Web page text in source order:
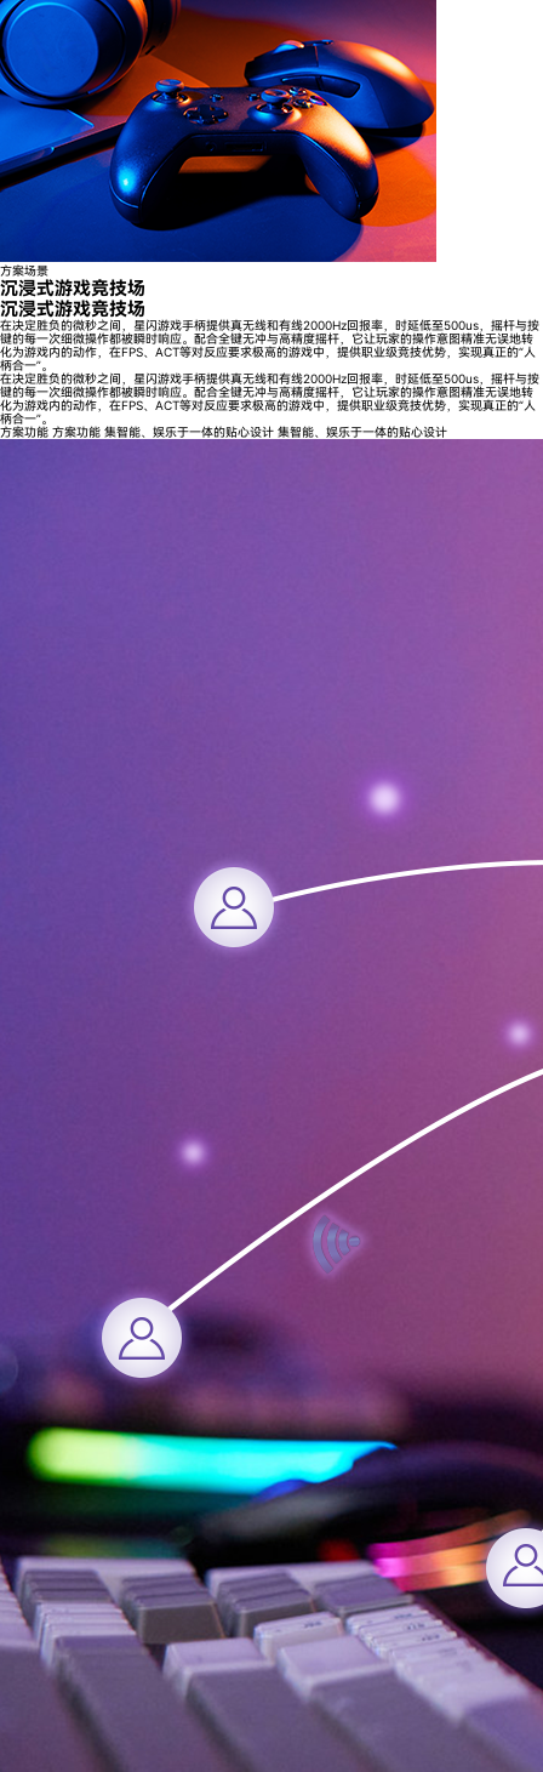
方案场景
沉浸式游戏竞技场
沉浸式游戏竞技场
在决定胜负的微秒之间，星闪游戏手柄提供真无线和有线2000Hz回报率，时延低至500us，摇杆与按
键的每一次细微操作都被瞬时响应。配合全键无冲与高精度摇杆，它让玩家的操作意图精准无误地转
化为游戏内的动作，在FPS、ACT等对反应要求极高的游戏中，提供职业级竞技优势，实现真正的“人
柄合一”。
在决定胜负的微秒之间，星闪游戏手柄提供真无线和有线2000Hz回报率，时延低至500us，摇杆与按
键的每一次细微操作都被瞬时响应。配合全键无冲与高精度摇杆，它让玩家的操作意图精准无误地转
化为游戏内的动作，在FPS、ACT等对反应要求极高的游戏中，提供职业级竞技优势，实现真正的“人
柄合一”。
方案功能 方案功能 集智能、娱乐于一体的贴心设计 集智能、娱乐于一体的贴心设计